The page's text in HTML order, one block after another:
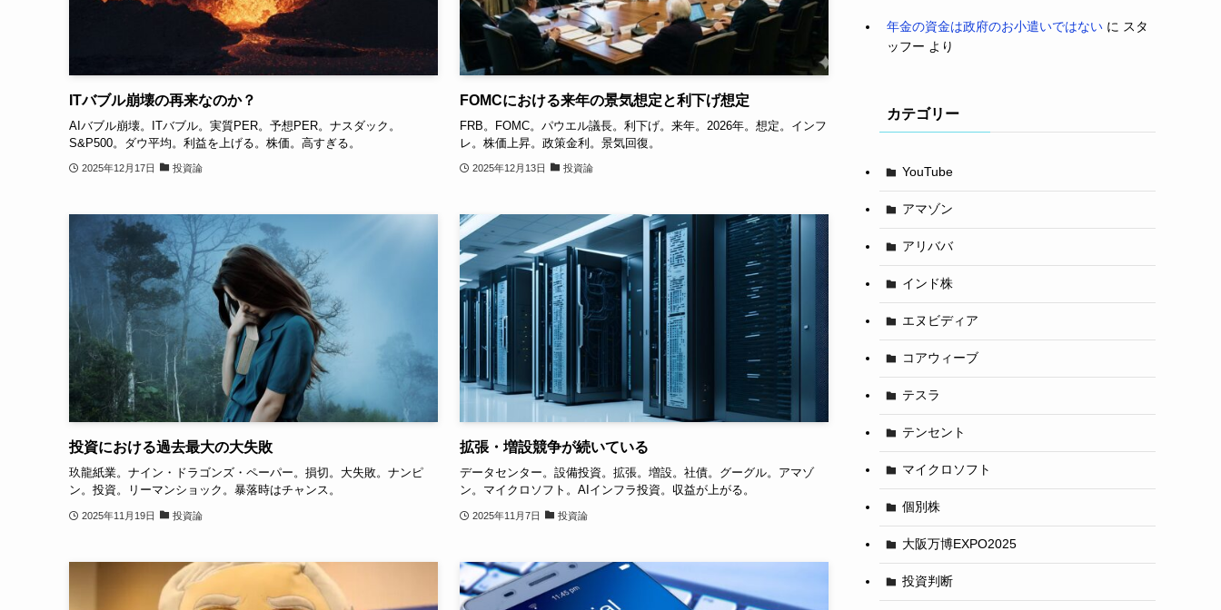
ITバブル崩壊の再来なのか？
AIバブル崩壊。ITバブル。実質PER。予想PER。ナスダック。
S&P500。ダウ平均。利益を上げる。株価。高すぎる。
2025年12月17日 投資論
FOMCにおける来年の景気想定と利下げ想定
FRB。FOMC。パウエル議長。利下げ。来年。2026年。想定。インフ
レ。株価上昇。政策金利。景気回復。
2025年12月13日 投資論
投資における過去最大の大失敗
玖龍紙業。ナイン・ドラゴンズ・ペーパー。損切。大失敗。ナンピ
ン。投資。リーマンショック。暴落時はチャンス。
2025年11月19日 投資論
拡張・増設競争が続いている
データセンター。設備投資。拡張。増設。社債。グーグル。アマゾ
ン。マイクロソフト。AIインフラ投資。収益が上がる。
2025年11月7日 投資論
年金の資金は政府のお小遣いではない に スタ
ッフー より
カテゴリー
YouTube
アマゾン
アリババ
インド株
エヌビディア
コアウィーブ
テスラ
テンセント
マイクロソフト
個別株
大阪万博EXPO2025
投資判断